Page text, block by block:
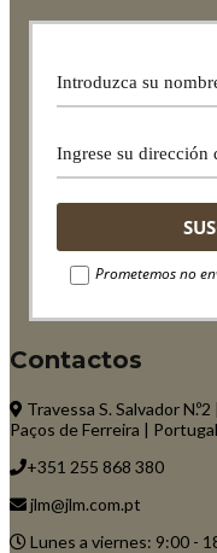
Prometemos no
Contactos
Travessa S. Salvador
Paços de Ferreira | Portugal
+351 255 868 380
jlm@jlm.com.pt
Lunes a viernes: 9:00 -